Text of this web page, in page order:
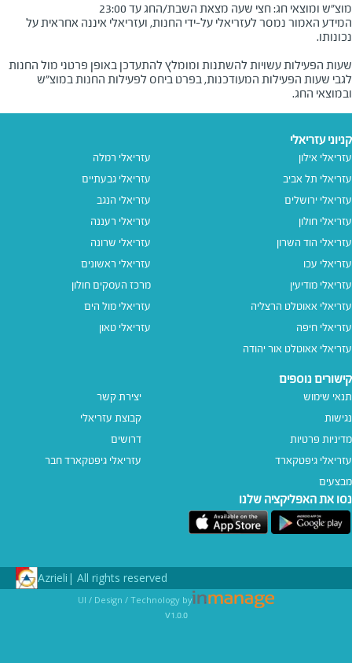
מוצ״ש ומוצאי חג: חצי שעה מצאת השבת/החג עד 23:00
המידע האמור נמסר לעזריאלי על-ידי החנות, ועזריאלי איננה אחראית על
שעות הפעילות עשויות להשתנות ומומלץ להתעדכן באופן פרטני מול החנות
לגבי שעות הפעילות המעודכנות, בפרט ביחס לפעילות החנות במוצ"ש
ובמוצאי החג.
קניוני עזריאלי
עזריאלי אילון
עזריאלי תל אביב
עזריאלי ירושלים
עזריאלי חולון
עזריאלי הוד השרון
עזריאלי עכו
עזריאלי מודיעין
עזריאלי אאוטלט הרצליה
עזריאלי חיפה
עזריאלי אאוטלט אור יהודה
עזריאלי רמלה
עזריאלי גבעתיים
עזריאלי הנגב
עזריאלי רעננה
עזריאלי שרונה
עזריאלי ראשונים
מרכז העסקים חולון
עזריאלי מול הים
עזריאלי טאון
קישורים נוספים
תנאי שימוש
נגישות
מדיניות פרטיות
עזריאלי גיפטקארד
מבצעים
יצירת קשר
קבוצת עזריאלי
דרושים
עזריאלי גיפטקארד חבר‎
נסו את האפליקציה שלנו
All rights reserved |
Azrieli
UI / Design / Technology by
v1.0.0